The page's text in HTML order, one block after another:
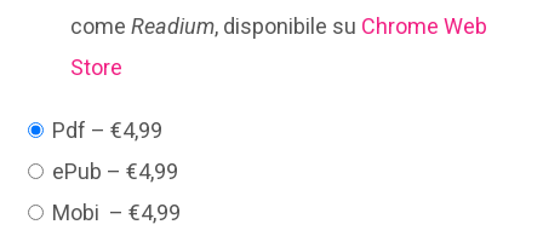
come Readium, disponibile su Chrome Web
Store
Pdf – €4,99
ePub – €4,99
Mobi – €4,99